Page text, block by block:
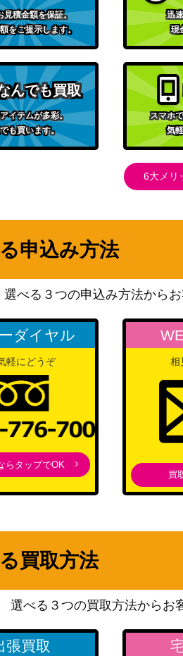
見積金額を保証。
をご提示します。
迅
現
んでも買取
イテムが多彩。
も買います。
スマホ
気
6大メリ
申込み方法
選べる３つの申込み方法から
ダイヤル
軽にどうぞ
らタップでOK
相
買
買取方法
選べる３つの買取方法からお
張買取